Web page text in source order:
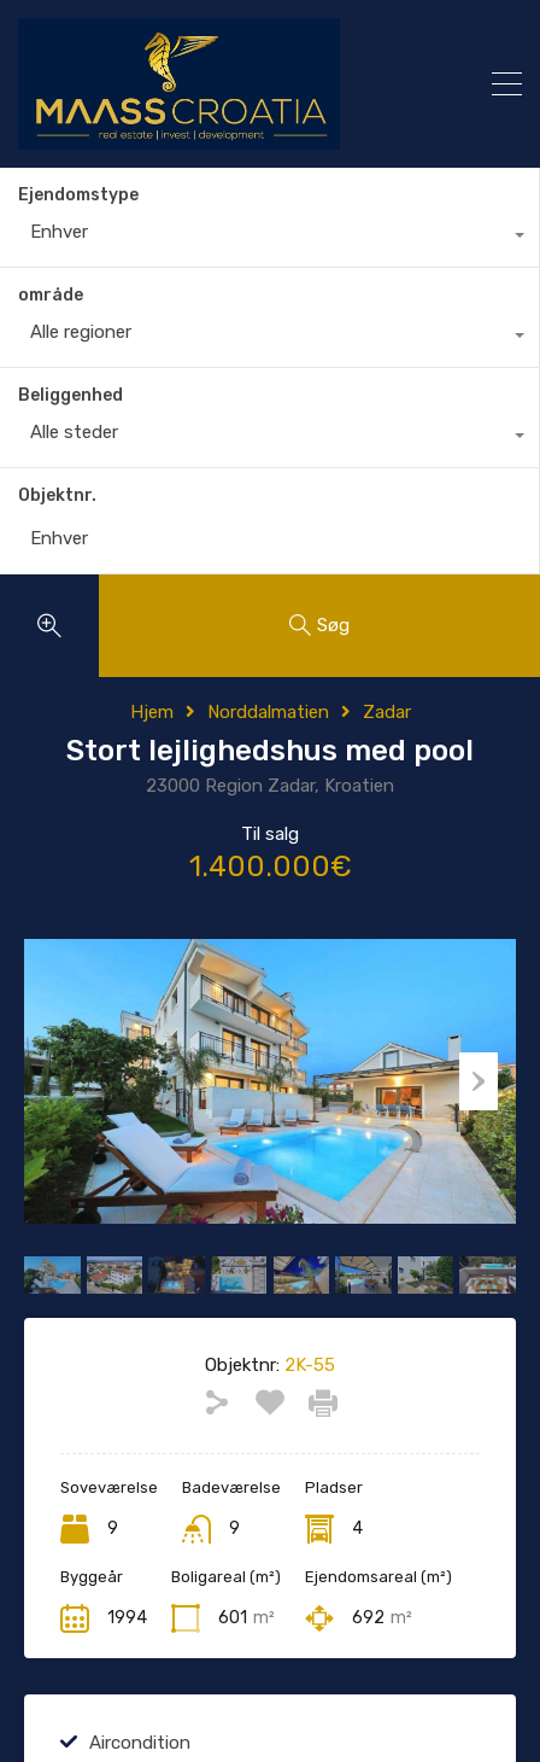
Ejendomstype
Enhver
område
Alle regioner
Beliggenhed
Alle steder
Objektnr.
Søg
Hjem Norddalmatien Zadar
Stort lejlighedshus med pool
23000 Region Zadar, Kroatien
Til salg
1.400.000€
Objektnr: 2K-55
Soveværelse
9
Badeværelse
9
Pladser
4
Byggeår
1994
Boligareal (m²)
601 m²
Ejendomsareal (m²)
692 m²
Aircondition